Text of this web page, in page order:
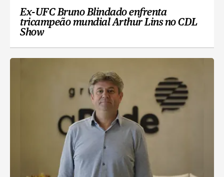
Ex-UFC Bruno Blindado enfrenta
tricampeão mundial Arthur Lins no CDL
Show